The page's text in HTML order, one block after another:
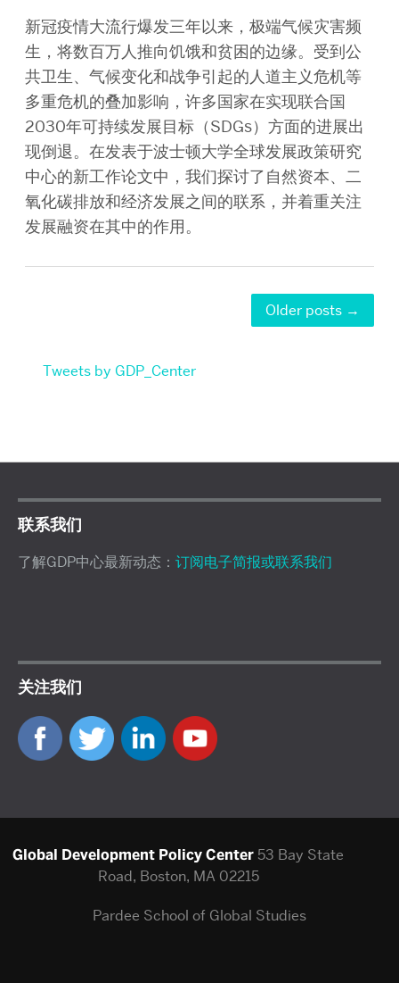
新冠疫情大流行爆发三年以来，极端气候灾害频
生，将数百万人推向饥饿和贫困的边缘。受到公
共卫生、气候变化和战争引起的人道主义危机等
多重危机的叠加影响，许多国家在实现联合国
2030年可持续发展目标（SDGs）方面的进展出
现倒退。在发表于波士顿大学全球发展政策研究
中心的新工作论文中，我们探讨了自然资本、二
氧化碳排放和经济发展之间的联系，并着重关注
发展融资在其中的作用。
Older posts →
Tweets by GDP_Center
联系我们
了解GDP中心最新动态： 订阅电子简报或联系我们
关注我们
Global Development Policy Center 53 Bay State
Road, Boston, MA 02215
Pardee School of Global Studies